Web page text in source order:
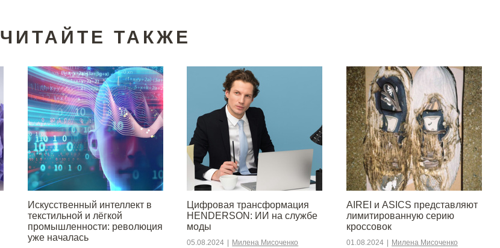
ЧИТАЙТЕ ТАКЖЕ
Искусственный интеллект в
текстильной и лёгкой
промышленности: революция
уже началась
Цифровая трансформация
HENDERSON: ИИ на службе
моды
05.08.2024 Милена Мисоченко
AIREI и ASICS представляют
лимитированную серию
кроссовок
01.08.2024 Милена Мисоченко